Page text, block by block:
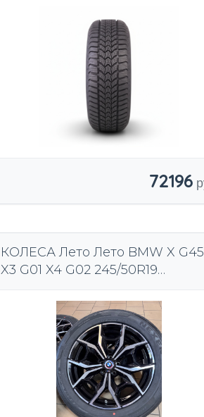
72196
КОЛЕСА Лето Лето BMW X G45
X3 G01 X4 G02 245/50R19